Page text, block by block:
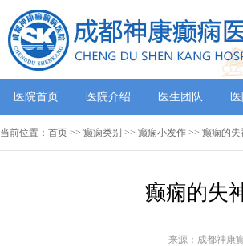
医院首页 医院介绍 医生团队
当前位置： 首页 >> 癫痫类别 >> 癫痫小发作 >> 癫痫的
癫痫的失
来源：成都神康